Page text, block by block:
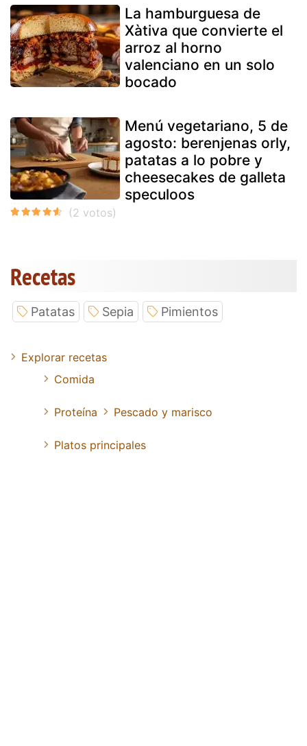
La hamburguesa de
Xàtiva que convierte el
arroz al horno
valenciano en un solo
bocado
Menú vegetariano, 5 de
agosto: berenjenas orly,
patatas a lo pobre y
cheesecakes de galleta
speculoos
Recetas
Patatas Sepia Pimientos
Explorar recetas
Comida
Proteína Pescado y marisco
Platos principales